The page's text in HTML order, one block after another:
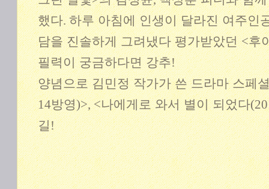
했다.하루 아침에 인생이 달라진 여주인
담을 진솔하게 그려냈다 평가받았던<후
필력이 궁금하다면 강추!
양념으로 김민정 작가가 쓴 드라마 스페
14방영)>, <나에게로 와서 별이 되었다
길!